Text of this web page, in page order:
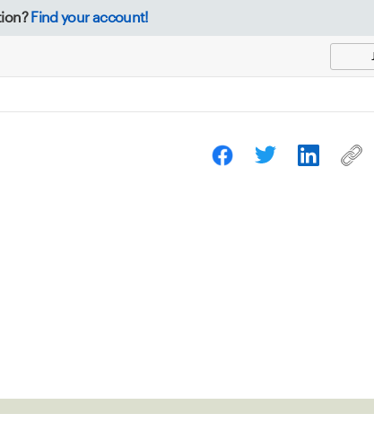
Find your account!